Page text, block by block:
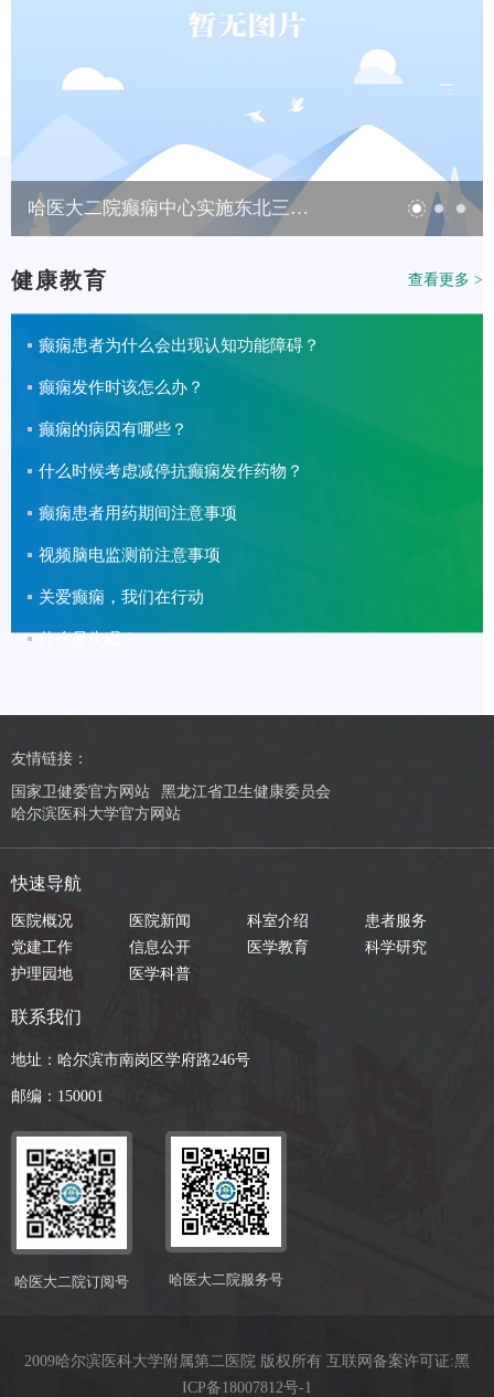
哈医大二院癫痫中心实施东北三省首例可充电式迷走神经刺激器植入术
健康教育 查看更多 >
癫痫患者为什么会出现认知功能障碍？
癫痫发作时该怎么办？
癫痫的病因有哪些？
什么时候考虑减停抗癫痫发作药物？
癫痫患者用药期间注意事项
视频脑电监测前注意事项
关爱癫痫，我们在行动
什么是失眠？
友情链接：
国家卫健委官方网站
黑龙江省卫生健康委员会
哈尔滨医科大学官方网站
快速导航
医院概况 医院新闻 科室介绍
患者服务
党建工作
信息公开 医学教育
科学研究
护理园地
医学科普
联系我们
地址：哈尔滨市南岗区学府路246号
邮编：150001
哈医大二院订阅号 哈医大二院服务号
2009哈尔滨医科大学附属第二医院 版权所有 互联网备案许可证:黑
ICP备18007812号-1